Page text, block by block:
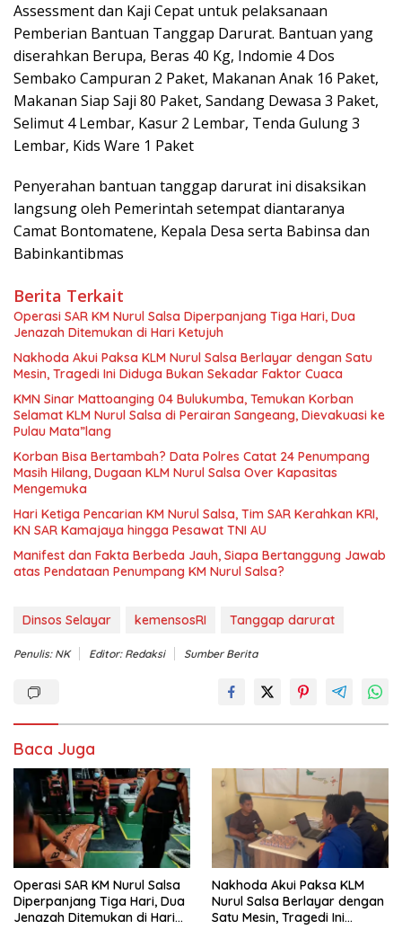
Assessment dan Kaji Cepat untuk pelaksanaan
Pemberian Bantuan Tanggap Darurat. Bantuan yang
diserahkan Berupa, Beras 40 Kg, Indomie 4 Dos
Sembako Campuran 2 Paket, Makanan Anak 16 Paket,
Makanan Siap Saji 80 Paket, Sandang Dewasa 3 Paket,
Selimut 4 Lembar, Kasur 2 Lembar, Tenda Gulung 3
Lembar, Kids Ware 1 Paket
Penyerahan bantuan tanggap darurat ini disaksikan
langsung oleh Pemerintah setempat diantaranya
Camat Bontomatene, Kepala Desa serta Babinsa dan
Babinkantibmas
Berita Terkait
Operasi SAR KM Nurul Salsa Diperpanjang Tiga Hari, Dua
Jenazah Ditemukan di Hari Ketujuh
‎Nakhoda Akui Paksa KLM Nurul Salsa Berlayar dengan Satu
Mesin, Tragedi Ini Diduga Bukan Sekadar Faktor Cuaca
‎KMN Sinar Mattoanging 04 Bulukumba, Temukan Korban
Selamat KLM Nurul Salsa di Perairan Sangeang, Dievakuasi ke
Pulau Mata”lang
‎Korban Bisa Bertambah? Data Polres Catat 24 Penumpang
Masih Hilang, Dugaan KLM Nurul Salsa Over Kapasitas
Mengemuka
Hari Ketiga Pencarian KM Nurul Salsa, Tim SAR Kerahkan KRI,
KN SAR Kamajaya hingga Pesawat TNI AU
Manifest dan Fakta Berbeda Jauh, Siapa Bertanggung Jawab
atas Pendataan Penumpang KM Nurul Salsa?
Dinsos Selayar kemensosRI Tanggap darurat
Penulis: NK Editor: Redaksi Sumber Berita
Baca Juga
Operasi SAR KM Nurul Salsa
Diperpanjang Tiga Hari, Dua
Jenazah Ditemukan di Hari
‎Nakhoda Akui Paksa KLM
Nurul Salsa Berlayar dengan
Satu Mesin, Tragedi Ini